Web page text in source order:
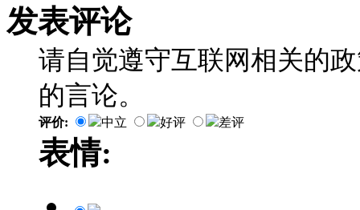
发表评论
请自觉遵守互联网相关的
的言论。
评价: 中立 好评 差评
表情: